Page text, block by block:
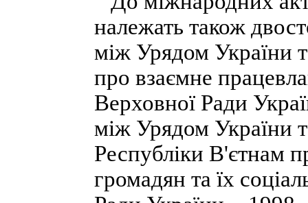
належать також
між Урядом України
про взаємне
Верховної Ради
між Урядом України
Республіки В'єтнам
громадян та їх